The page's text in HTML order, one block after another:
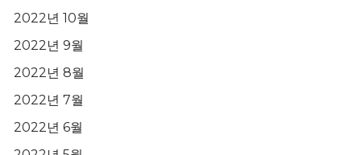
2022년 10월
2022년 9월
2022년 8월
2022년 7월
2022년 6월